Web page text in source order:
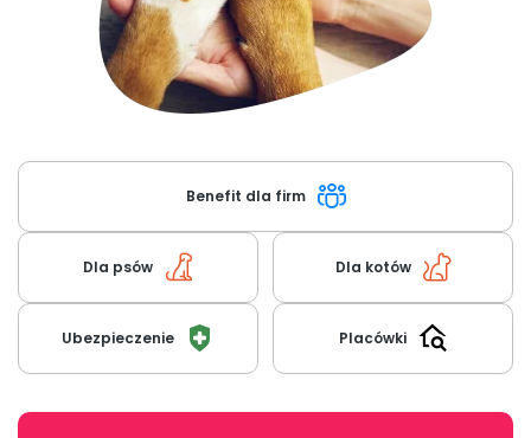
Dla psów Dla kotów
Ubezpieczenie
Benefit dla firm
Placówki